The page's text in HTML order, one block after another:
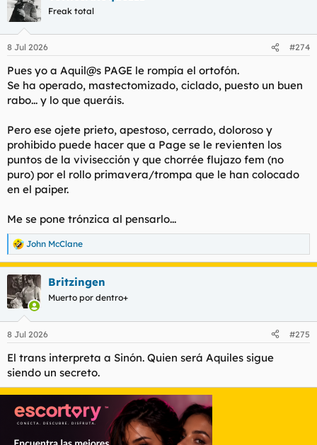
c
e
:
Freak total
8 Jul 2026 #274
Pues yo a Aquil@s PAGE le rompía el ortofón.
Se ha operado, mastectomizado, ciclado, puesto un buen
rabo... y lo que queráis.
Pero ese ojete prieto, apestoso, cerrado, doloroso y
prohibido puede hacer que a Page se le revienten los
puntos de la vivisección y que chorrée flujazo fem (no
puro) por el rollo primavera/trompa que le han colocado
en el paiper.
Me se pone trónzica al pensarlo...
R
e
a
c
c
i
e
:
John McClane
Britzingen
Muerto por dentro+
8 Jul 2026 #275
El trans interpreta a Sinón. Quien será Aquiles sigue
siendo un secreto.